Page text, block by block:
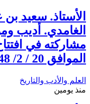
الأستاذ. سعيد بن
الغامدي. أديب
مشاركته في
الموافق 20 / 2/ 1448هـ .
العلم والأدب والتاريخ
منذ يومين